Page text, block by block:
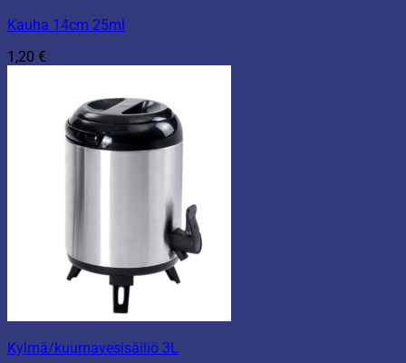
Kauha 14cm 25ml
1,20 €
Kylmä/kuumavesisäiliö 3L